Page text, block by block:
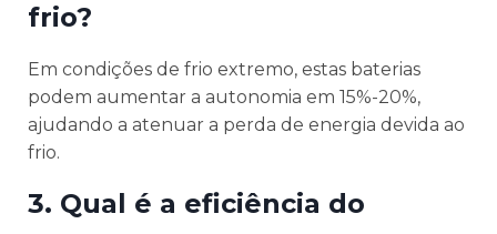
frio?
Em condições de frio extremo, estas baterias
podem aumentar a autonomia em 15%-20%,
ajudando a atenuar a perda de energia devida ao
frio.
3. Qual é a eficiência do